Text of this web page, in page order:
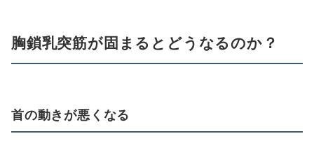
胸鎖乳突筋が固まるとどうなるのか？
首の動きが悪くなる